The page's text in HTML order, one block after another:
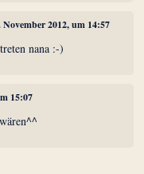
November 2012, um 14:57
nana :-)
15:07